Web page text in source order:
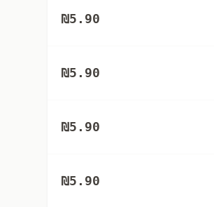
₪5.90
₪5.90
₪5.90
₪5.90